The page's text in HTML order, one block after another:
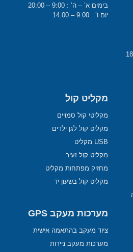
בימים א’ – ה’ : 9:00 – 20:00
יום ו’ : 9:00 – 14:00
מקליט קול
מקליטי קול סמויים
מקליט קול לגן ילדים
USB מקליט
מקליט קול זעיר
מחזיק מפתחות מקליט
מקליט קול בשעון יד
מערכות מעקב GPS
ציוד מעקב בהתאמה אישית
מערכות מעקב ניידות